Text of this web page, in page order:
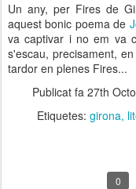
Un any, per Fires de
aquest bonic poema de
va captivar i no em va
s'escau, precisament,
tardor en plenes Fires...
Publicat fa 27th
Etiquetes: girona
0